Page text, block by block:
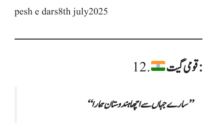
pesh e dars8th july2025
12. قومی گیت:
“سارے جہاں سے اچھا ہندوستان ہمارا”